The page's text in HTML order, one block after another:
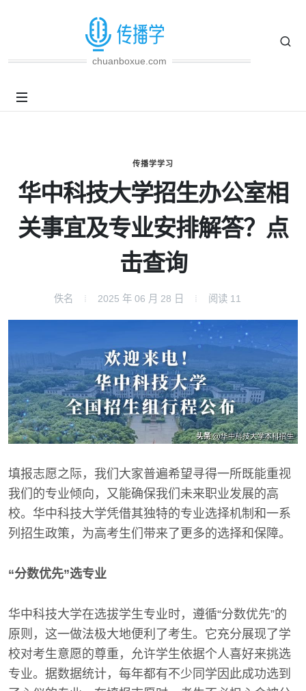
chuanboxue.com
传播学学习
华中科技大学招生办公室相
关事宜及专业安排解答？点
击查询
佚名 2025 年 06 月 28 日 阅读 11
填报志愿之际，我们大家普遍希望寻得一所既能重视
我们的专业倾向，又能确保我们未来职业发展的高
校。华中科技大学凭借其独特的专业选择机制和一系
列招生政策，为高考生们带来了更多的选择和保障。
“分数优先”选专业
华中科技大学在选拔学生专业时，遵循“分数优先”的
原则，这一做法极大地便利了考生。它充分展现了学
校对考生意愿的尊重，允许学生依据个人喜好来挑选
专业。据数据统计，每年都有不少同学因此成功选到